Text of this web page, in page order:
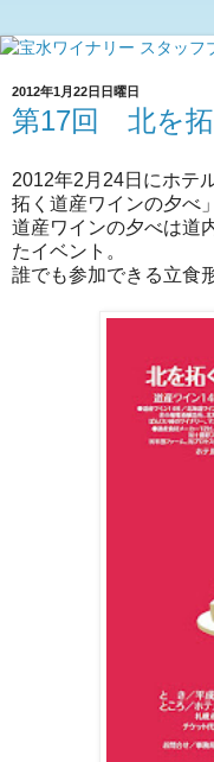
2012年1月22日日曜日
第17回 北を
2012年2月24日にホテ
拓く道産ワインの夕べ
道産ワインの夕べは道
たイベント。
誰でも参加できる立食